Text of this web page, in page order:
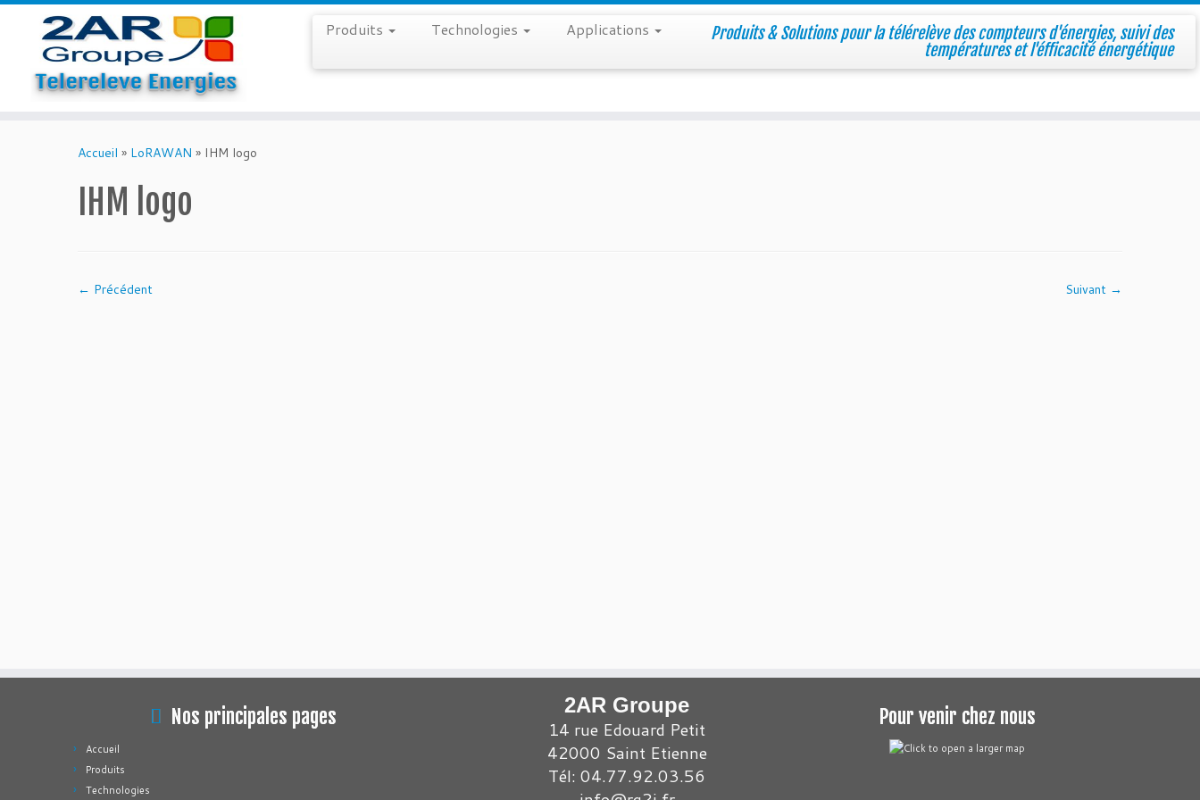
Produits & Solutions pour la télérelève des compteurs d'énergies, suivi des
températures et l'éfficacité énergétique
Produits Technologies Applications
Accueil » LoRAWAN » IHM logo
IHM logo
← Précédent Suivant →
Nos principales pages
Accueil
Produits
Technologies
2AR Groupe
14 rue Edouard Petit
42000 Saint Etienne
Tél: 04.77.92.03.56
Pour venir chez nous